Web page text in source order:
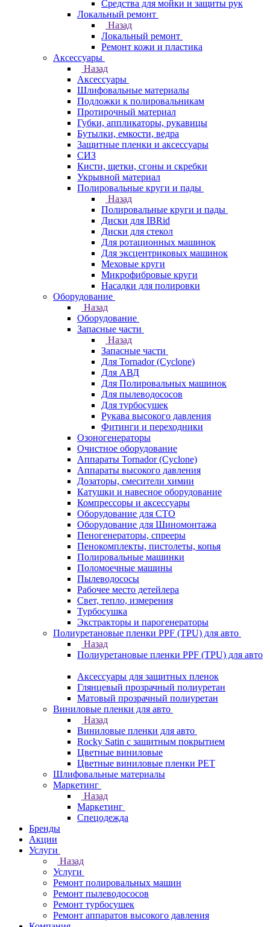
Средства для мойки и защиты рук
Локальный ремонт
Назад
Локальный ремонт
Ремонт кожи и пластика
Аксессуары
Назад
Аксессуары
Шлифовальные материалы
Подложки к полировальникам
Протирочный материал
Губки, аппликаторы, рукавицы
Бутылки, емкости, ведра
Защитные пленки и аксессуары
СИЗ
Кисти, щетки, сгоны и скребки
Укрывной материал
Полировальные круги и пады
Назад
Полировальные круги и пады
Диски для IBRid
Диски для стекол
Для ротационных машинок
Для эксцентриковых машинок
Меховые круги
Микрофибровые круги
Насадки для полировки
Оборудование
Назад
Оборудование
Запасные части
Назад
Запасные части
Для Tornador (Cyclone)
Для АВД
Для Полировальных машинок
Для пылеводососов
Для турбосушек
Рукава высокого давления
Фитинги и переходники
Озоногенераторы
Очистное оборудование
Аппараты Tornador (Cyclone)
Аппараты высокого давления
Дозаторы, смесители химии
Катушки и навесное оборудование
Компрессоры и аксессуары
Оборудование для СТО
Оборудование для Шиномонтажа
Пеногенераторы, спрееры
Пенокомплекты, пистолеты, копья
Полировальные машинки
Поломоечные машины
Пылеводососы
Рабочее место детейлера
Свет, тепло, измерения
Турбосушка
Экстракторы и парогенераторы
Полиуретановые пленки PPF (TPU) для авто
Назад
Полиуретановые пленки PPF (TPU) для авто
Аксессуары для защитных пленок
Глянцевый прозрачный полиуретан
Матовый прозрачный полиуретан
Виниловые пленки для авто
Назад
Виниловые пленки для авто
Rocky Satin с защитным покрытием
Цветные виниловые
Цветные виниловые пленки PET
Шлифовальные материалы
Маркетинг
Назад
Маркетинг
Спецодежда
Бренды
Акции
Услуги
Назад
Услуги
Ремонт полировальных машин
Ремонт пылеводососов
Ремонт турбосушек
Ремонт аппаратов высокого давления